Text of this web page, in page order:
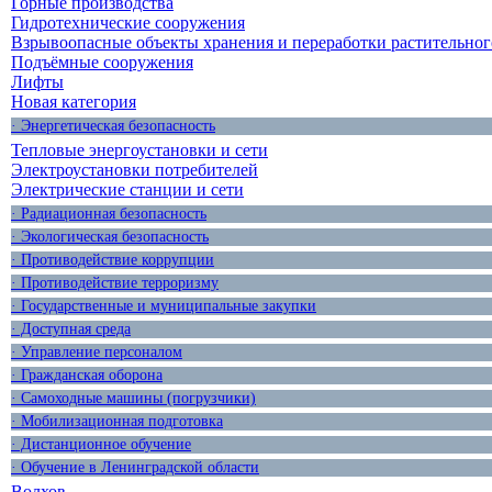
Гидротехнические сооружения
Взрывоопасные объекты хранения и переработки
Подъёмные сооружения
Лифты
Новая категория
· Энергетическая безопасность
Тепловые энергоустановки и сети
Электроустановки потребителей
Электрические станции и сети
· Радиационная безопасность
· Экологическая безопасность
· Противодействие коррупции
· Противодействие терроризму
· Государственные и муниципальные закупки
· Доступная среда
· Управление персоналом
· Гражданская оборона
· Самоходные машины (погрузчики)
· Мобилизационная подготовка
· Дистанционное обучение
· Обучение в Ленинградской области